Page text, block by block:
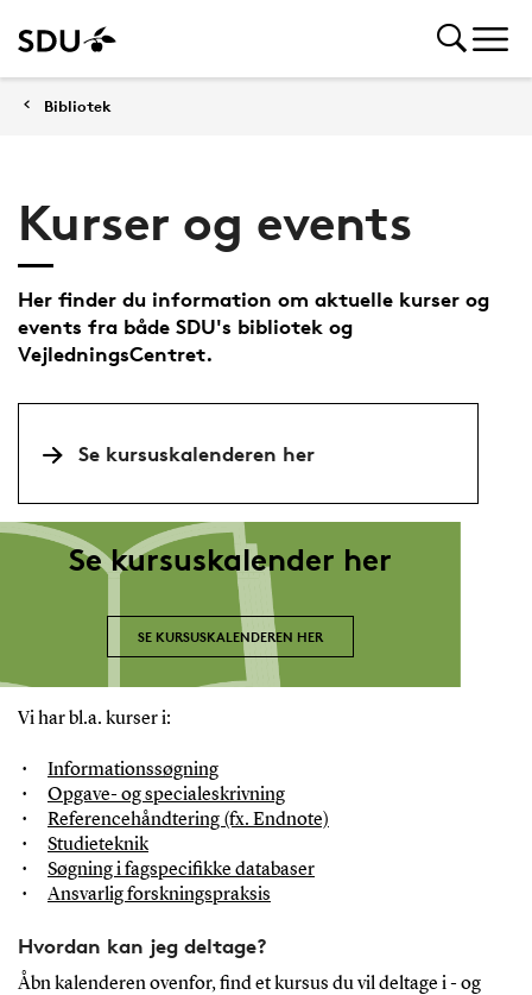
Bibliotek
Kurser og events
Her finder du information om aktuelle kurser og
events fra både SDU's bibliotek og
VejledningsCentret.
Se kursuskalenderen her
Se kursuskalender her
SE KURSUSKALENDEREN HER
Vi har bl.a. kurser i:
Informationssøgning
Opgave- og specialeskrivning
Referencehåndtering (fx. Endnote)
Studieteknik
Søgning i fagspecifikke databaser
Ansvarlig forskningspraksis
Hvordan kan jeg deltage?
Åbn kalenderen ovenfor, find et kursus du vil deltage i - og